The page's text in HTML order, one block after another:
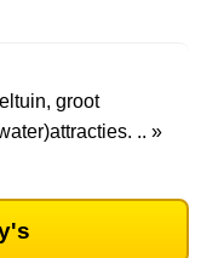
groot
.. »